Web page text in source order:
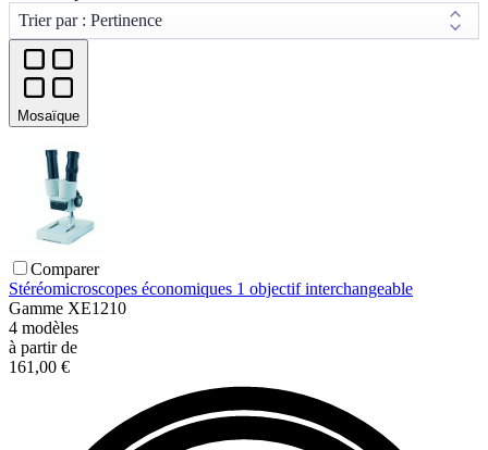
Mosaïque
Comparer
Stéréomicroscopes économiques 1 objectif interchangeable
Gamme XE1210
4 modèles
à partir de
161,00 €